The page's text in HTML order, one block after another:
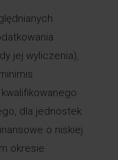
jej wyliczenia),
dla jednostek
o niskiej
okresie